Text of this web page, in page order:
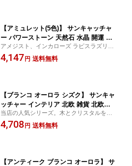
【アミュレット(5色)】 サンキャッチャ
ー パワーストーン 天然石 水晶 開運 風
水 アスフォー クリスタルガラス 厄除け
健康運 恋愛運 金運 人間関係 仕事運 お
アメジスト、インカローズ ラピスラズリ、
ブルーレース ブルーレース、カルセドニー
アベンチュリン、ムーンストーン シトリ
4,147 円 送料無料
【ブランコ オーロラ シズク】 サンキャ
ッチャー インテリア 北欧 雑貨 北欧雑
貨 玄関 デスク スタンド 置物 小物 木製
開運 風水 クリスタルガラス アスフォー
当店の人気シリーズ。木とクリスタルを組
み合わせた置き型のサンキャッチャー。木
の温もりとクリスタルの輝きが、お部屋に
4,708 円 送料無料
【アンティーク ブランコ オーロラ】 サ